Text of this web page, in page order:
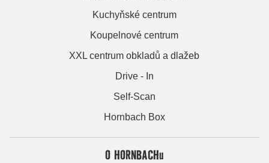
Kuchyňské centrum
Koupelnové centrum
XXL centrum obkladů a dlažeb
Drive - In
Self-Scan
Hornbach Box
O HORNBACHu